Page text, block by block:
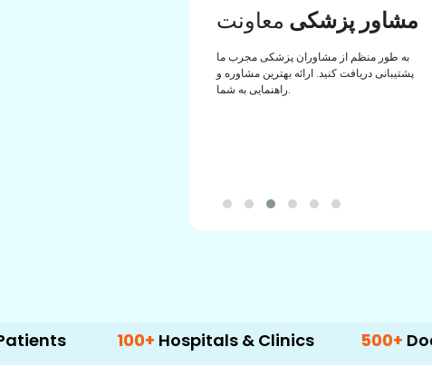
مشاور پزشکی معاونت
به طور منظم از مشاوران پزشکی مجرب ما
پشتیبانی دریافت کنید. ارائه بهترین مشاوره و
راهنمایی به شما.
100+ Hospitals & Clinics 500+ Doctors &